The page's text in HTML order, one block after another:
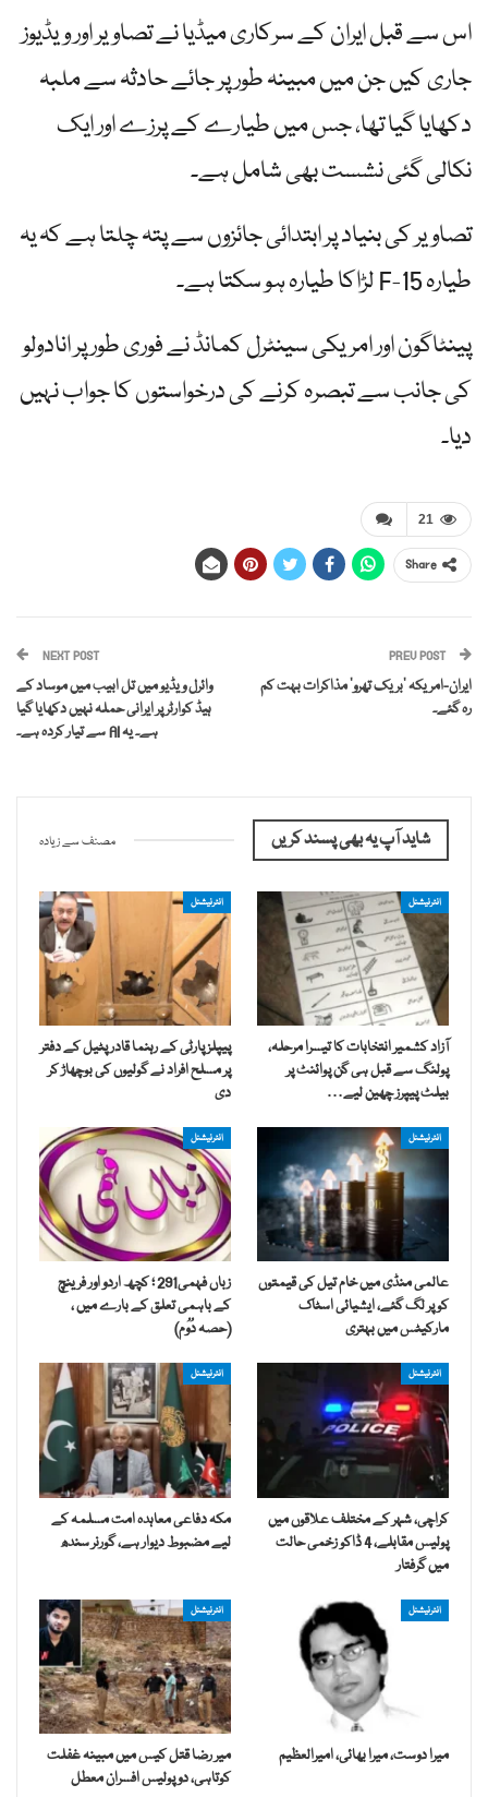
اس سے قبل ایران کے سرکاری میڈیا نے تصاویر اور ویڈیوز
جاری کیں جن میں مبینہ طور پر جائے حادثہ سے ملبہ
دکھایا گیا تھا، جس میں طیارے کے پرزے اور ایک
نکالی گئی نشست بھی شامل ہے۔
تصاویر کی بنیاد پر ابتدائی جائزوں سے پتہ چلتا ہے کہ یہ
طیارہ F-15 لڑاکا طیارہ ہو سکتا ہے۔
پینٹاگون اور امریکی سینٹرل کمانڈ نے فوری طور پر انادولو
کی جانب سے تبصرہ کرنے کی درخواستوں کا جواب نہیں
دیا۔
21
Share
PREV POST
ایران-امریکہ ‘بریک تھرو’ مذاکرات بہت کم
رہ گئے۔
NEXT POST
وائرل ویڈیو میں تل ابیب میں موساد کے
ہیڈ کوارٹر پر ایرانی حملہ نہیں دکھایا گیا
ہے۔ یہ AI سے تیار کردہ ہے۔
شاید آپ یہ بھی پسند کریں مصنف سے زیادہ
انٹرنیشنل
آزاد کشمیر انتخابات کا تیسرا مرحلہ،
پولنگ سے قبل ہی گن پوائنٹ پر
بیلٹ پیپرز چھین لیے…
انٹرنیشنل
پیپلز پارٹی کے رہنما قادر پٹیل کے دفتر
پر مسلح افراد نے گولیوں کی بوچھاڑ کر
دی
انٹرنیشنل
عالمی منڈی میں خام تیل کی قیمتوں
کو پر لگ گئے، ایشیائی اسٹاک
مارکیٹس میں بہتری
انٹرنیشنل
زباں فہمی291 ؛ کچھ اردو اور فرینچ
کے باہمی تعلق کے بارے میں ،
(حصہ دُوُم)
انٹرنیشنل
کراچی، شہر کے مختلف علاقوں میں
پولیس مقابلے، 4 ڈاکو زخمی حالت
میں گرفتار
انٹرنیشنل
مکہ دفاعی معاہدہ امت مسلمہ کے
لیے مضبوط دیوار ہے، گورنر سندھ
انٹرنیشنل
میرا دوست، میرا بھائی، امیرالعظیم
انٹرنیشنل
میر رضا قتل کیس میں مبینہ غفلت
کوتاہی، دو پولیس افسران معطل